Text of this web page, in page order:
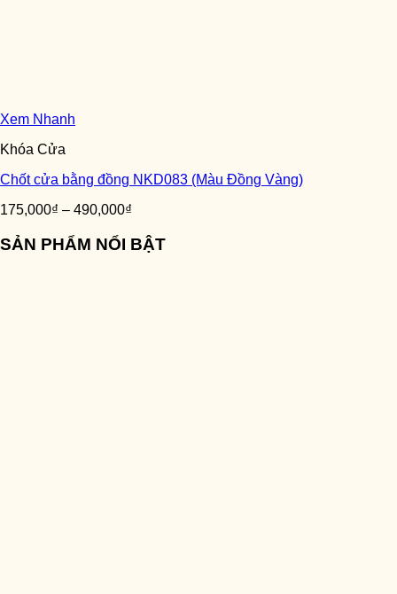
Xem Nhanh
Khóa Cửa
Chốt cửa bằng đồng NKD083 (Màu Đồng Vàng)
175,000₫ – 490,000₫
SẢN PHẨM NỔI BẬT